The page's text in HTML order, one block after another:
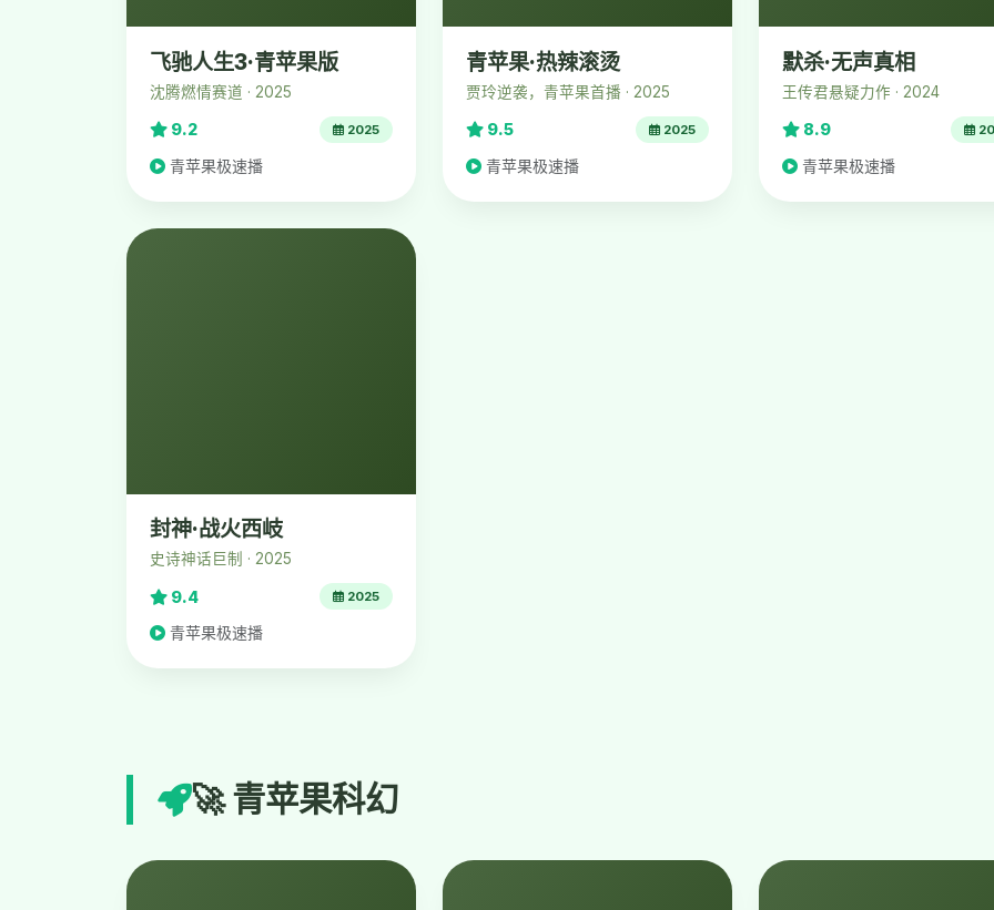
飞驰人生3·青苹果版
沈腾燃情赛道 · 2025
9.2 2025
青苹果极速播
青苹果·热辣滚烫
贾玲逆袭，青苹果首播 · 2025
9.5 2025
青苹果极速播
默杀·无声真相
王传君悬疑力作 · 2024
8.9
青苹果极速播
封神·战火西岐
史诗神话巨制 · 2025
9.4 2025
青苹果极速播
🚀 青苹果科幻